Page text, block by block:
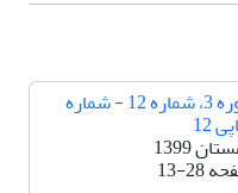
دوره 3، شماره 12 - شماره
12
1399
13-28